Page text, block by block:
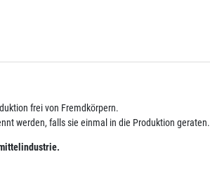
frei von Fremdkörpern.
werden, falls sie einmal in die Produktion geraten.